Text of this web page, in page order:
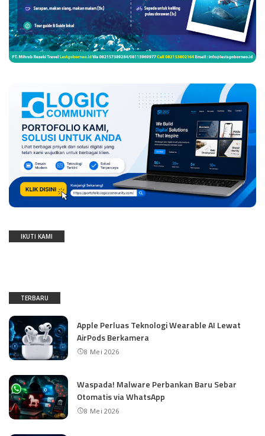
IKUTI KAMI
TERBARU
Apple Perluas Teknologi Wearable AI Lewat
AirPods Berkamera
8 Mei 2026
Waspada! Malware Perbankan Baru Sebar
Otomatis via WhatsApp
8 Mei 2026